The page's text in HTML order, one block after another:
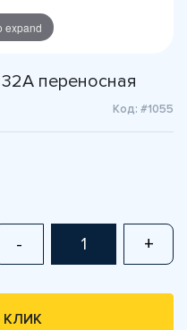
expand
переносная
Код: #1055
- +
КЛИК